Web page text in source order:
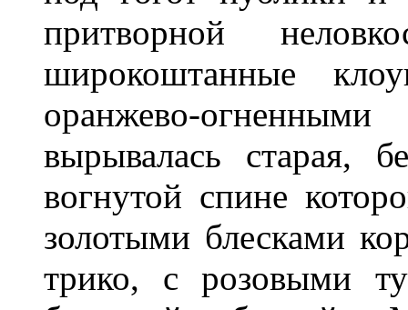
притворной
широкоштанные
оранжево-
вырывалась старая,
вогнутой спине
золотыми блесками
трико, с розовыми